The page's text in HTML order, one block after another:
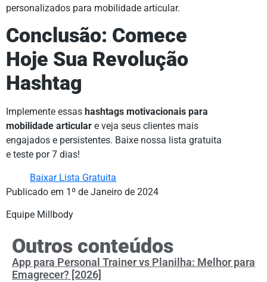
personalizados para mobilidade articular.
Conclusão: Comece
Hoje Sua Revolução
Hashtag
Implemente essas hashtags motivacionais para
mobilidade articular e veja seus clientes mais
engajados e persistentes. Baixe nossa lista gratuita
e teste por 7 dias!
Baixar Lista Gratuita
Publicado em 1º de Janeiro de 2024
Equipe Millbody
Outros conteúdos
App para Personal Trainer vs Planilha: Melhor para
Emagrecer? [2026]